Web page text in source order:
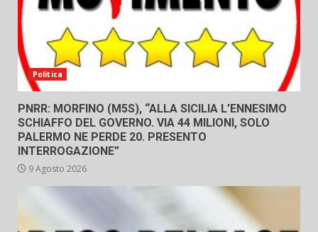
Politica
PNRR: MORFINO (M5S), “ALLA SICILIA L’ENNESIMO
SCHIAFFO DEL GOVERNO. VIA 44 MILIONI, SOLO
PALERMO NE PERDE 20. PRESENTO
INTERROGAZIONE”
9 Agosto 2026